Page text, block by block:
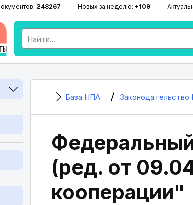
248267 Новых за неделю: +109
База НПА
(ред. от
кооперации"